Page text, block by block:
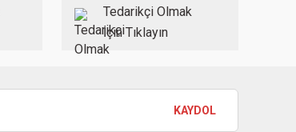
Tedarikçi Olmak
İçin Tıklayın
KAYDOL